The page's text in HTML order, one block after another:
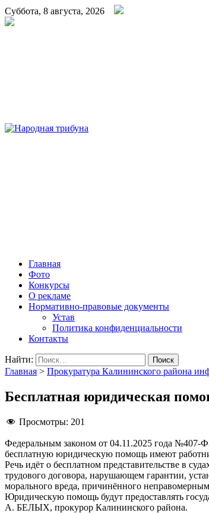
Суббота, 8 августа, 2026
Главная
Фото
Конкурсы
О рекламе
Нормативно-правовые документы
Устав
Политика конфиденциальности
Контакты
Найти:
Главная > Прокуратура Калининского района
Бесплатная юридическая
Просмотры: 201
Федеральным законом от 04.11.2025 года №407-
бесплатную юридическую помощь имеют
Речь идёт о бесплатном представительстве в
трудового договора, нарушающем гарантии,
морального вреда, причинённого
Юридическую помощь будут предоставлять
А. БЕЛЫХ, прокурор Калининского района.